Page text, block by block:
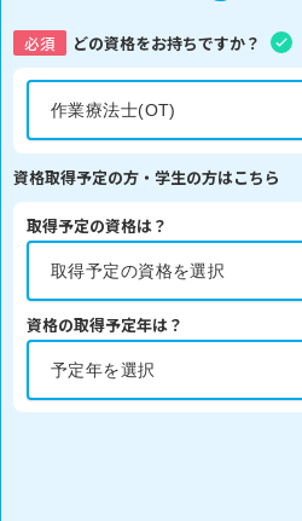
必須 どの資格をお持ちですか？
資格取得予定の方・学生の方はこちら
取得予定の資格は？
資格の取得予定年は？